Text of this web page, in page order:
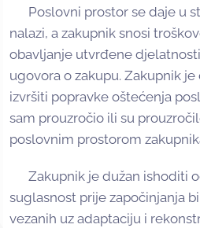
Poslovni prostor se daje u
nalazi, a zakupnik snosi
obavljanje utvrđene
ugovora o zakupu. Zakupnik
izvršiti popravke oštećenja
sam prouzročio ili su
poslovnim prostorom
Zakupnik je dužan ishoditi
suglasnost prije započinjanja
vezanih uz adaptaciju i